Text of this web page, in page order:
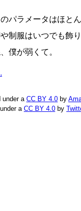
パラメータはほと
制服はいつでも飾
僕が弱くて。
under a CC BY 4.0 by
a CC BY 4.0 by